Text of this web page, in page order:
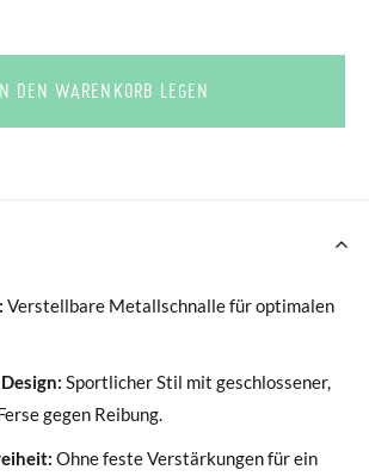
DEN WARENKORB LEGEN
Verstellbare Metallschnalle für optimalen
Sportlicher Stil mit geschlossener,
gegen Reibung.
Ohne feste Verstärkungen für ein